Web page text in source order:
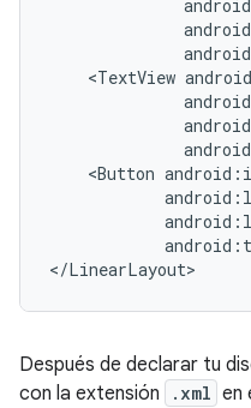
<TextView
<Button
</LinearLayout>
Después de declarar tu
con la extensión
.xml en